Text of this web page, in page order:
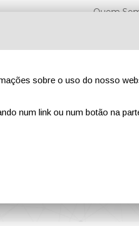
Quem
Conteúdo
sobre o uso do nosso
num link ou num botão na